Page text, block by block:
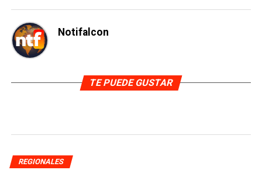
Notifalcon
TE PUEDE GUSTAR
REGIONALES